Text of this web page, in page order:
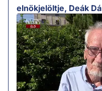
elnökjelöltje, Deák